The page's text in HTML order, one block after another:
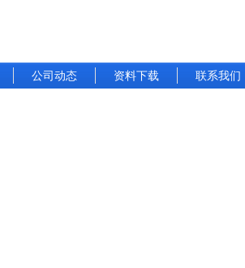
公司动态 资料下载 联系我们